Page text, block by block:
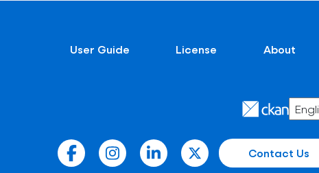
User Guide License About
Contact Us